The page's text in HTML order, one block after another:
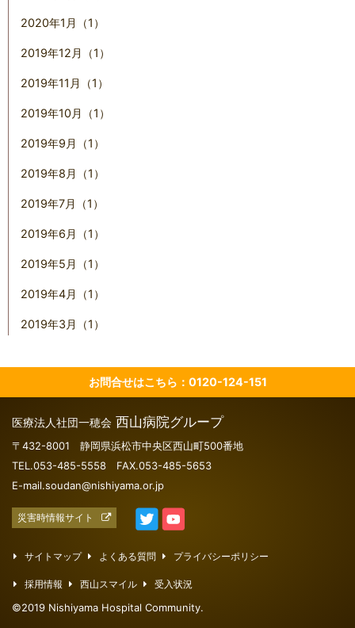
2020年1月（1）
2019年12月（1）
2019年11月（1）
2019年10月（1）
2019年9月（1）
2019年8月（1）
2019年7月（1）
2019年6月（1）
2019年5月（1）
2019年4月（1）
2019年3月（1）
お問合せはこちら：0120-124-151
医療法人社団一穂会 西山病院グループ
〒432-8001 静岡県浜松市中央区西山町500番地
TEL.053-485-5558 FAX.053-485-5653
E-mail.soudan@nishiyama.or.jp
災害時情報サイト
サイトマップ よくある質問 プライバシーポリシー
採用情報 西山スマイル 受入状況
©2019 Nishiyama Hospital Community.